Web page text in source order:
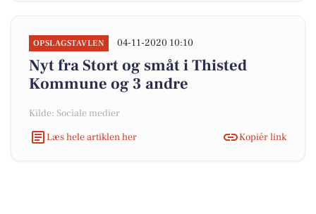
OPSLAGSTAVLEN 04-11-2020 10:10
Nyt fra Stort og småt i Thisted
Kommune og 3 andre
Kilde: Sociale medier
Læs hele artiklen her
Kopiér link